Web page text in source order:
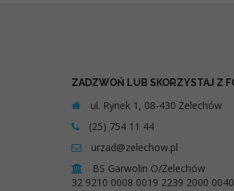
ZADZWOŃ LUB SKORZYSTAJ Z
ul. Rynek 1, 08-430 Żelechów
(25) 754 11 44
urzad@zelechow.pl
BS Garwolin O/Żelechów
32 9210 0008 0019 2239 2000 0040